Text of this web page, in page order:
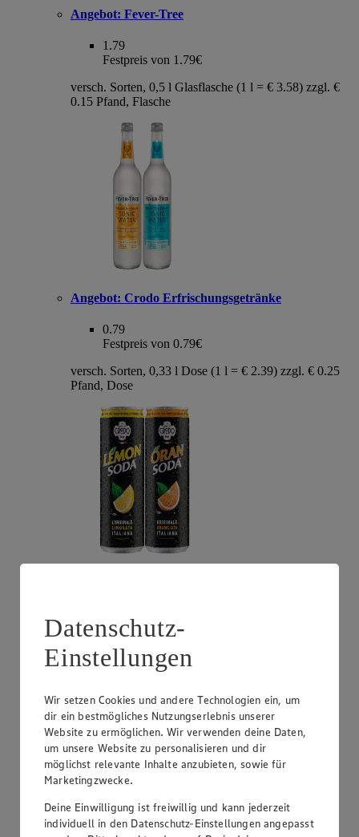
Angebot: Fever-Tree
1.79
Festpreis von 1.79€
versch. Sorten, 0,5 l Glasflasche (1 l = € 3.58) zzgl. €
0.15 Pfand, Flasche
Angebot: Crodo Erfrischungsgetränke
0.79
Festpreis von 0.79€
versch. Sorten, 0,33 l Dose (1 l = € 2.39) zzgl. € 0.25
Pfand, Dose
Festpreis von 9.99€
versch. Sorten, Kasten = 6 x 1 l (1 l = € 1.67) zzgl. €
2.40 Pfand, Kasten
Datenschutz-
Einstellungen
Wir setzen Cookies und andere Technologien ein, um
dir ein bestmögliches Nutzungserlebnis unserer
Website zu ermöglichen. Wir verwenden deine Daten,
um unsere Website zu personalisieren und dir
möglichst relevante Inhalte anzubieten, sowie für
Marketingzwecke.
Deine Einwilligung ist freiwillig und kann jederzeit
individuell in den Datenschutz-Einstellungen angepasst